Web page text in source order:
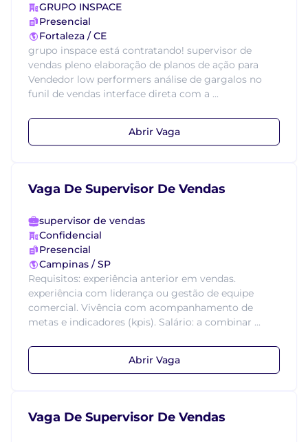
GRUPO INSPACE
Presencial
Fortaleza / CE
grupo inspace está contratando! supervisor de
vendas pleno elaboração de planos de ação para
Vendedor low performers análise de gargalos no
funil de vendas interface direta com a ...
Abrir Vaga
Vaga De Supervisor De Vendas
supervisor de vendas
Confidencial
Presencial
Campinas / SP
Requisitos: experiência anterior em vendas.
experiência com liderança ou gestão de equipe
comercial. Vivência com acompanhamento de
metas e indicadores (kpis). Salário: a combinar ...
Abrir Vaga
Vaga De Supervisor De Vendas